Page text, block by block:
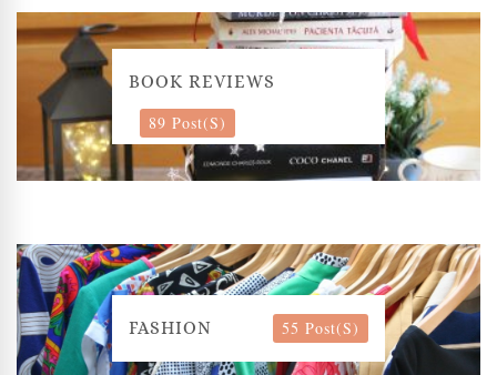
BOOK REVIEWS
89 Post(s)
FASHION 55 Post(s)